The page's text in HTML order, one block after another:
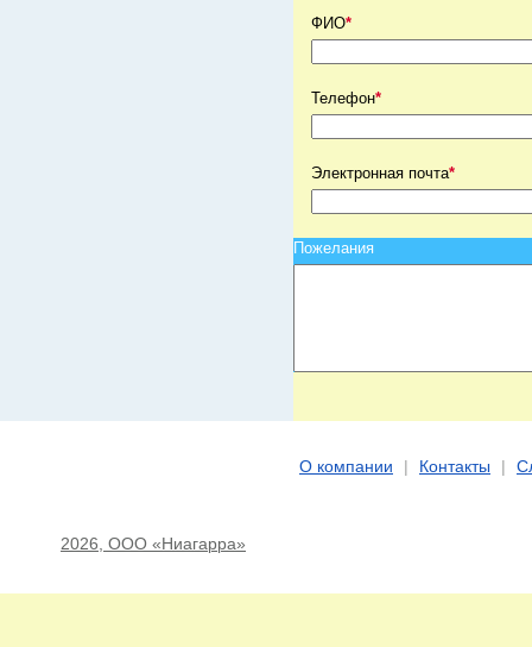
ФИО*
Телефон*
Электронная почта*
Пожелания
О компании Контакты
2026, ООО «Ниагарра»